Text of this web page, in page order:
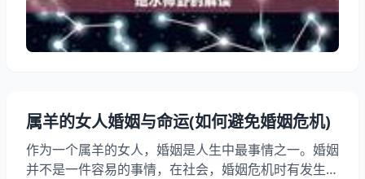
的卦象，象征着地上有水，水助地势。在婚姻中，地水
师卦代表着夫妻之间的相互扶持和支持。如果出现第三
者介入
属羊的女人婚姻与命运(如何避免婚姻危机)
作为一个属羊的女人，婚姻是人生中最事情之一。婚姻
并不是一件容易的事情，在社会，婚姻危机时有发生。